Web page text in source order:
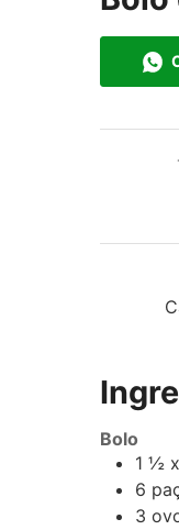
Bolo
1 ½
6
3